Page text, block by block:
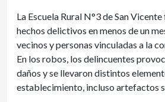
La Escuela Rural N°3 de San
hechos delictivos en menos de un
vecinos y personas vinculadas a la
En los robos, los delincuentes
daños y se llevaron distintos
establecimiento, incluso artefactos